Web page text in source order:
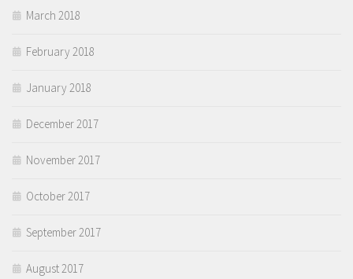
March 2018
February 2018
January 2018
December 2017
November 2017
October 2017
September 2017
August 2017